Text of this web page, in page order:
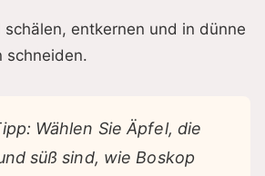
schälen, entkernen und in dünne
schneiden.
Wählen Sie Äpfel, die
süß sind, wie Boskop